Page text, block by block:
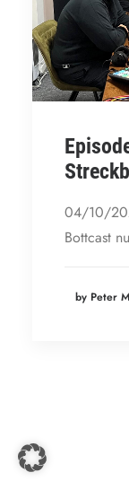
04/10/
Bottcast
by Peter